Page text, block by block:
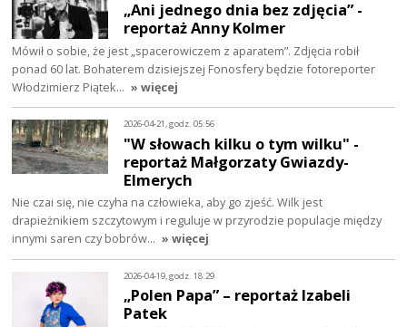
„Ani jednego dnia bez zdjęcia” -
reportaż Anny Kolmer
Mówił o sobie, że jest „spacerowiczem z aparatem”. Zdjęcia robił
ponad 60 lat. Bohaterem dzisiejszej Fonosfery będzie fotoreporter
Włodzimierz Piątek… » więcej
2026-04-21, godz. 05:56
"W słowach kilku o tym wilku" -
reportaż Małgorzaty Gwiazdy-
Elmerych
Nie czai się, nie czyha na człowieka, aby go zjeść. Wilk jest
drapieżnikiem szczytowym i reguluje w przyrodzie populacje między
innymi saren czy bobrów… » więcej
2026-04-19, godz. 18:29
„Polen Papa” – reportaż Izabeli
Patek